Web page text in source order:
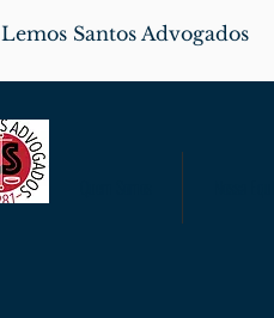
Lemos Santos Advogados